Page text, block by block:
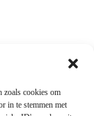
zoals cookies om
in te stemmen met